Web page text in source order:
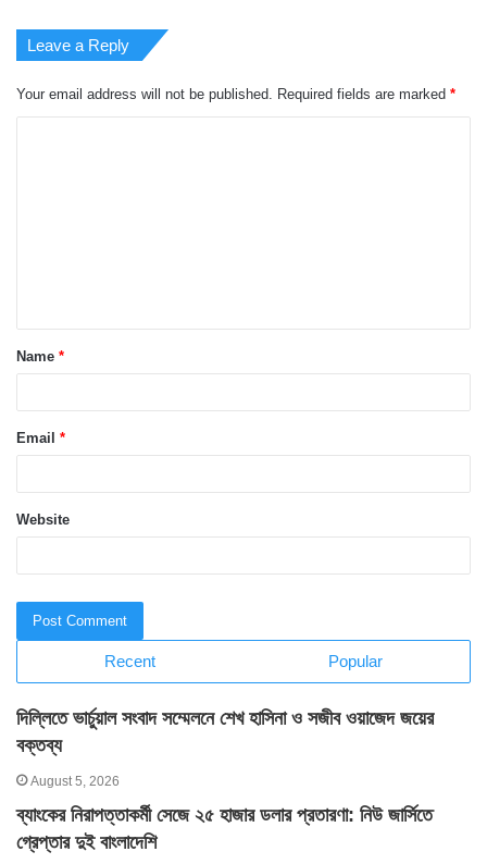
Leave a Reply
Your email address will not be published. Required fields are marked *
t
*Name *
Email *
Website
Recent Popular
দিল্লিতে ভার্চুয়াল সংবাদ সম্মেলনে শেখ হাসিনা ও সজীব ওয়াজেদ জয়ের
বক্তব্য
August 5, 2026
ব্যাংকের নিরাপত্তাকর্মী সেজে ২৫ হাজার ডলার প্রতারণা: নিউ জার্সিতে
গ্রেপ্তার দুই বাংলাদেশি